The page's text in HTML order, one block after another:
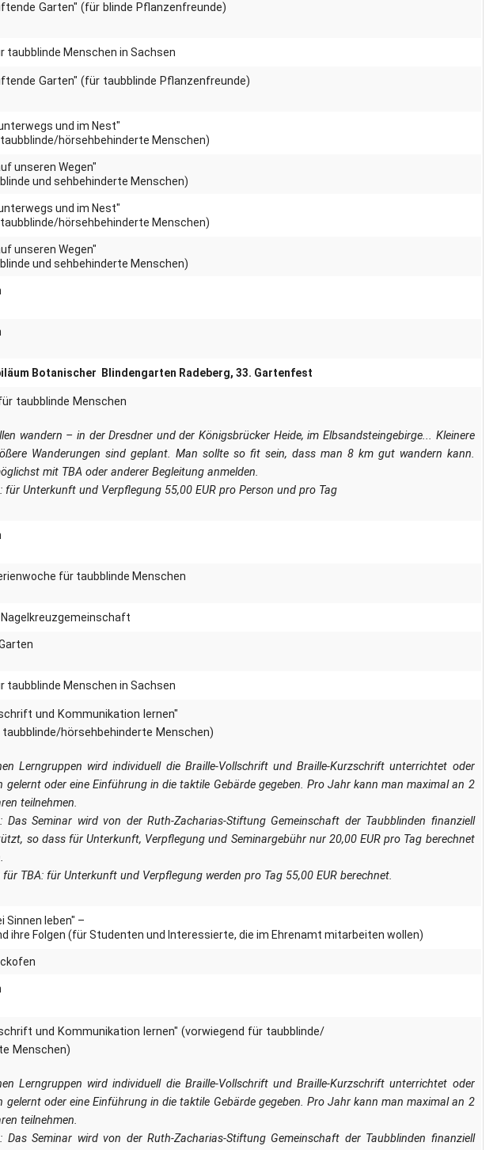
Garten" (für blinde Pflanzenfreunde)
Menschen in Sachsen
Garten" (für taubblinde Pflanzenfreunde)
und im Nest"
hörsehbehinderte Menschen)
unseren Wegen"
und sehbehinderte Menschen)
und im Nest"
hörsehbehinderte Menschen)
unseren Wegen"
und sehbehinderte Menschen)
Botanischer Blindengarten Radeberg, 33. Gartenfest
taubblinde Menschen
wandern – in der Dresdner und der Königsbrücker Heide, im Elbsandsteingebirge... Kleinere
Wanderungen sind geplant. Man sollte so fit sein, dass man 8 km gut wandern kann.
mit TBA oder anderer Begleitung anmelden.
für Unterkunft und Verpflegung 55,00 EUR pro Person und pro Tag
für taubblinde Menschen
Menschen in Sachsen
und Kommunikation lernen"
hörsehbehinderte Menschen)
Lerngruppen wird individuell die Braille-Vollschrift und Braille-Kurzschrift unterrichtet oder
gelernt oder eine Einführung in die taktile Gebärde gegeben. Pro Jahr kann man maximal an 2
teilnehmen.
Das Seminar wird von der Ruth-Zacharias-Stiftung Gemeinschaft der Taubblinden finanziell
so dass für Unterkunft, Verpflegung und Seminargebühr nur 20,00 EUR pro Tag berechnet
für TBA: für Unterkunft und Verpflegung werden pro Tag 55,00 EUR berechnet.
Sinnen leben" –
ihre Folgen (für Studenten und Interessierte, die im Ehrenamt mitarbeiten wollen)
und Kommunikation lernen" (vorwiegend für taubblinde/
Menschen)
Lerngruppen wird individuell die Braille-Vollschrift und Braille-Kurzschrift unterrichtet oder
gelernt oder eine Einführung in die taktile Gebärde gegeben. Pro Jahr kann man maximal an 2
teilnehmen.
Das Seminar wird von der Ruth-Zacharias-Stiftung Gemeinschaft der Taubblinden finanziell